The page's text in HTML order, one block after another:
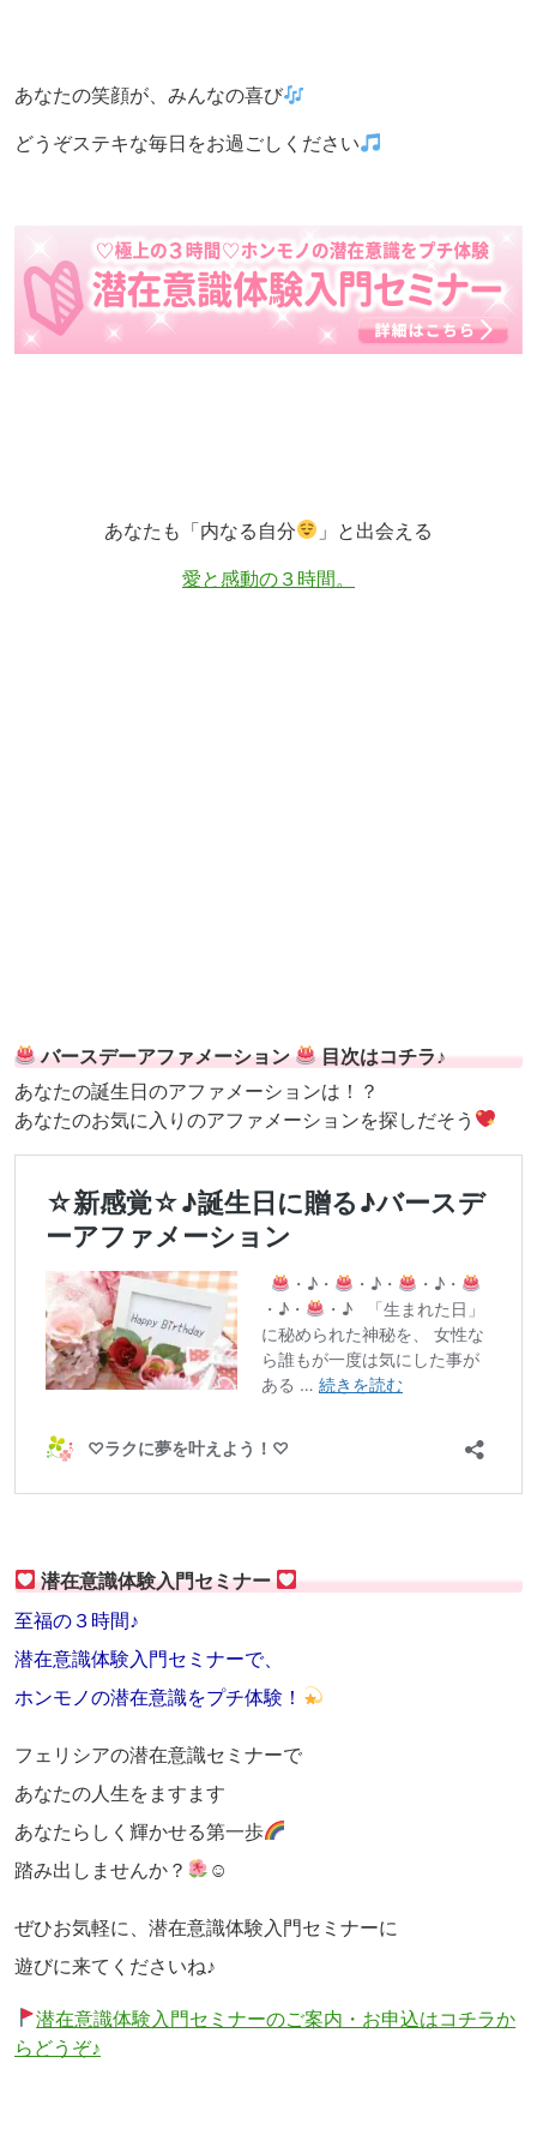
あなたの笑顔が、みんなの喜び
どうぞステキな毎日をお過ごしください
あなたも「内なる自分 」と出会える
愛と感動の３時間。
バースデーアファメーション
目次はコチラ♪
あなたの誕生日のアファメーションは！？
あなたのお気に入りのアファメーションを探しだそう
潜在意識体験入門セミナー
至福の３時間♪
潜在意識体験入門セミナーで、
ホンモノの潜在意識をプチ体験！
フェリシアの潜在意識セミナーで
あなたの人生をますます
あなたらしく輝かせる第一歩
踏み出しませんか？
☺
ぜひお気軽に、潜在意識体験入門セミナーに
遊びに来てくださいね♪
潜在意識体験入門セミナーのご案内・お申込はコチラか
らどうぞ♪